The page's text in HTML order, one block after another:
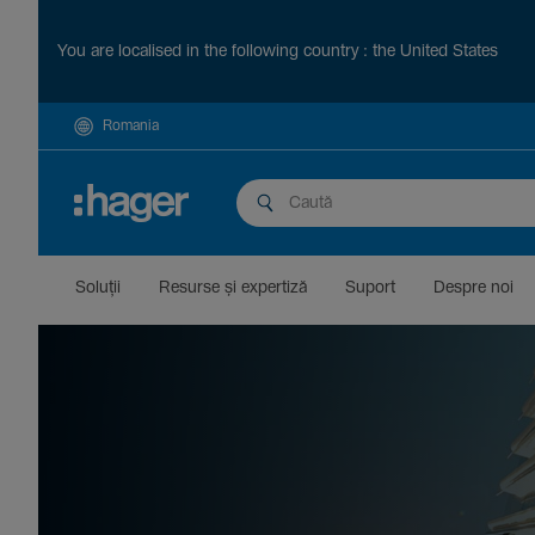
You are localised in the following country : the United States
Romania
Soluții Resurse și exper­tiză Suport Despre noi